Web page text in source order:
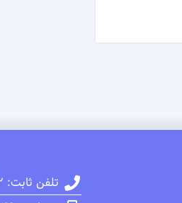
تلفن ثابت: 02177619842